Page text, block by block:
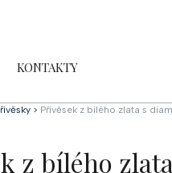
KONTAKTY
> Přívěsek z bílého zlata s
z bílého